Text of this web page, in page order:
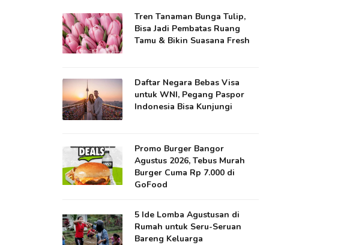
Tren Tanaman Bunga Tulip,
Bisa Jadi Pembatas Ruang
Tamu & Bikin Suasana Fresh
Daftar Negara Bebas Visa
untuk WNI, Pegang Paspor
Indonesia Bisa Kunjungi
Promo Burger Bangor
Agustus 2026, Tebus Murah
Burger Cuma Rp 7.000 di
GoFood
5 Ide Lomba Agustusan di
Rumah untuk Seru-Seruan
Bareng Keluarga